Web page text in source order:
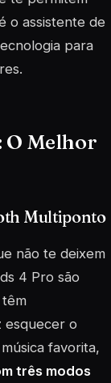
o assistente de
para
O Melhor
Multiponto
não te deixem
4 Pro são
têm
esquecer o
favorita,
três modos